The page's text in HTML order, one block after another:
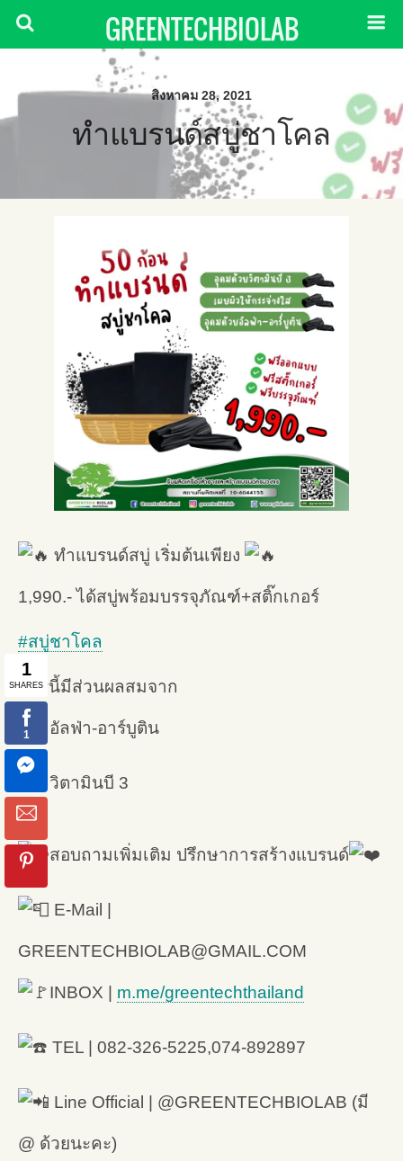
GREENTECHBIOLAB
สิงหาคม 28, 2021
ทำแบรนด์สบู่ชาโคล
ทำแบรนด์สบู่ เริ่มต้นเพียง
1,990.- ได้สบู่พร้อมบรรจุภัณฑ์+สติ๊กเกอร์
#สบู่ชาโคล
สูตรนี้มีส่วนผลสมจาก
อัลฟ่า-อาร์บูติน
วิตามินบี 3
สอบถามเพิ่มเติม ปรึกษาการสร้างแบรนด์
E-Mail |
GREENTECHBIOLAB@GMAIL.COM
INBOX | m.me/greentechthailand
TEL | 082-326-5225,074-892897
Line Official | @GREENTECHBIOLAB (มี
@ ด้วยนะคะ)